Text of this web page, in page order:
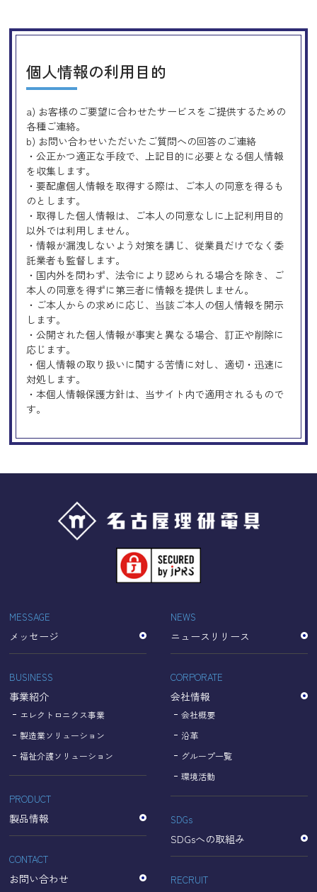
個人情報の利用目的
a) お客様のご要望に合わせたサービスをご提供するための
各種ご連絡。
b) お問い合わせいただいたご質問への回答のご連絡
・公正かつ適正な手段で、上記目的に必要となる個人情報
を収集します。
・要配慮個人情報を取得する際は、ご本人の同意を得るも
のとします。
・取得した個人情報は、ご本人の同意なしに上記利用目的
以外では利用しません。
・情報が漏洩しないよう対策を講じ、従業員だけでなく委
託業者も監督します。
・国内外を問わず、法令により認められる場合を除き、ご
本人の同意を得ずに第三者に情報を提供しません。
・ご本人からの求めに応じ、当該ご本人の個人情報を開示
します。
・公開された個人情報が事実と異なる場合、訂正や削除に
応じます。
・個人情報の取り扱いに関する苦情に対し、適切・迅速に
対処します。
・本個人情報保護方針は、当サイト内で適用されるもので
す。
Googleアナリティクスの使用につい
当サイトでは、より良いサービスの提供、またユーザビリ
ティの向上のため、Googleアナリティクスを使用し、当サ
イトの利用状況などのデータ収集及び解析を行っておりま
す。その際、「Cookie」を通じて、Googleがお客様のIPア
ドレスなどの情報を収集する場合がありますが、
「Cookie」で収集される情報は個人を特定できるものでは
収集されたデータはGoogleのプライバシーポリシーにおい
て管理されます。
なお、当サイトのご利用をもって、上述の方法・目的にお
いてGoogle及び当サイトが行うデータ処理に関し、お客様
【Googleのプライバシーポリシー】
https://policies.google.com/privacy?hl=ja
https://policies.google.com/technologies/partner-sites?
hl=ja
個人情報に関するお問い合わせ窓口
名古屋理研電具株式会社
TEL：052-833-1248
MESSAGE
メッセージ
BUSINESS
事業紹介
エレクトロニクス事業
製造業ソリューション
福祉介護ソリューション
PRODUCT
製品情報
CONTACT
お問い合わせ
NEWS
ニュースリリース
CORPORATE
会社情報
会社概要
沿革
グループ一覧
環境活動
SDGs
SDGsへの取組み
RECRUIT